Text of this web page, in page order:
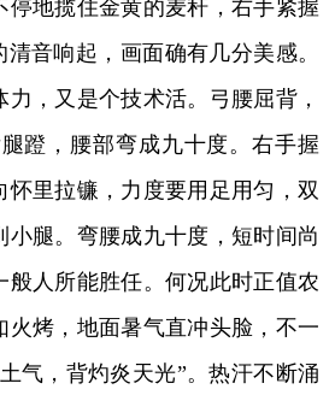
地揽住金黄的麦秆，右手紧握
响起，画面确有几分美感。
，又是个技术活。弓腰屈背，
蹬，腰部弯成九十度。右手握
里拉镰，力度要用足用匀，双
腿。弯腰成九十度，短时间尚
人所能胜任。何况此时正值农
烤，地面暑气直冲头脸，不一
气，背灼炎天光”。热汗不断涌